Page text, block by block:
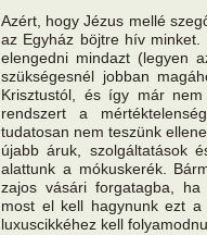
Azért, hogy Jézus mellé
az Egyház böjtre hív minket.
elengedni mindazt (legyen
szükségesnél jobban
Krisztustól, és így már
rendszert a
tudatosan nem teszünk
újabb áruk, szolgáltatások
alattunk a mókuskerék.
zajos vásári forgatagba,
most el kell hagynunk ezt a
luxuscikkéhez kell